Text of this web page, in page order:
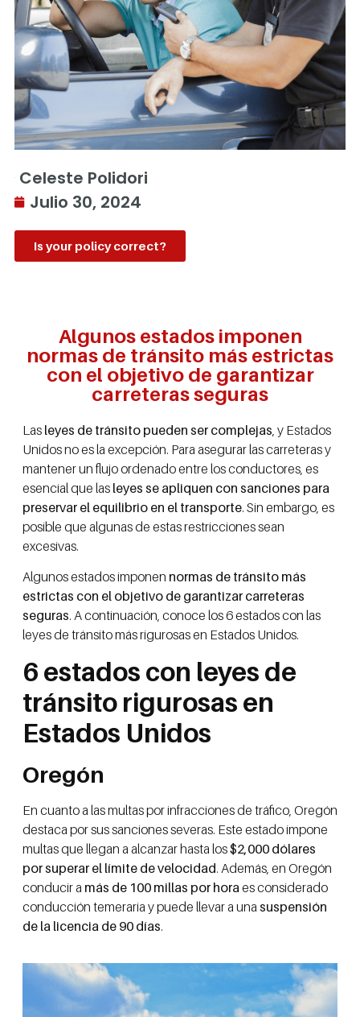
Celeste Polidori
Julio 30, 2024
Is your policy correct?
Algunos estados imponen
normas de tránsito más estrictas
con el objetivo de garantizar
carreteras seguras
Las leyes de tránsito pueden ser complejas , y Estados
Unidos no es la excepción. Para asegurar las carreteras y
mantener un flujo ordenado entre los conductores, es
esencial que las leyes se apliquen con sanciones para
preservar el equilibrio en el transporte. Sin embargo, es
posible que algunas de estas restricciones sean
excesivas.
Algunos estados imponen normas de tránsito más
estrictas con el objetivo de garantizar carreteras
seguras. A continuación, conoce los 6 estados con las
leyes de tránsito más rigurosas en Estados Unidos.
6 estados con leyes de
tránsito rigurosas en
Estados Unidos
Oregón
En cuanto a las multas por infracciones de tráfico, Oregón
destaca por sus sanciones severas. Este estado impone
multas que llegan a alcanzar hasta los$2,000 dólares
por superar el límite de velocidad. Además, en Oregón
conducir a más de 100 millas por hora es considerado
conducción temeraria y puede llevar a una suspensión
de la licencia de 90 días.